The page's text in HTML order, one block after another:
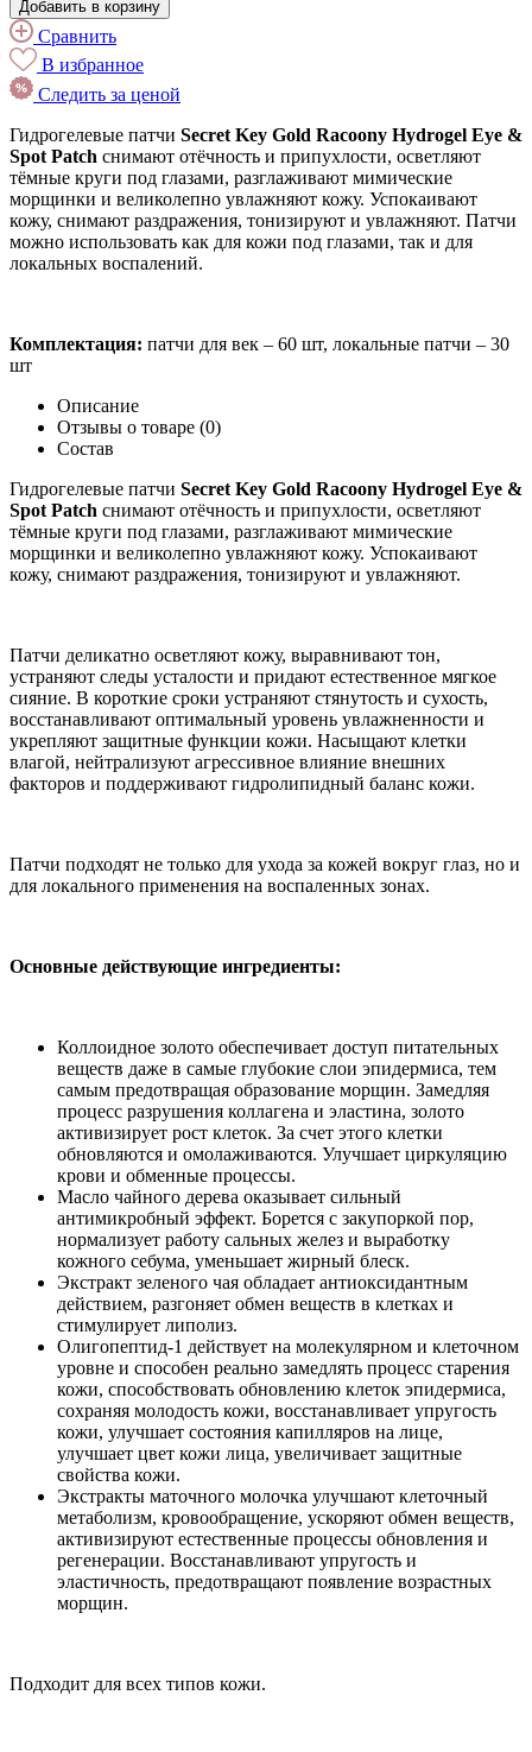
Добавить в корзину
Сравнить
В избранное
Следить за ценой
Гидрогелевые патчи Secret Key Gold Racoony Hydrogel Eye &
Spot Patch снимают отёчность и припухлости, осветляют
тёмные круги под глазами, разглаживают мимические
морщинки и великолепно увлажняют кожу. Успокаивают
кожу, снимают раздражения, тонизируют и увлажняют. Патчи
можно использовать как для кожи под глазами, так и для
локальных воспалений.
Комплектация: патчи для век – 60 шт, локальные патчи – 30
шт
Описание
Отзывы о товаре (0)
Состав
Гидрогелевые патчи Secret Key Gold Racoony Hydrogel Eye &
Spot Patch снимают отёчность и припухлости, осветляют
тёмные круги под глазами, разглаживают мимические
морщинки и великолепно увлажняют кожу. Успокаивают
кожу, снимают раздражения, тонизируют и увлажняют.
Патчи деликатно осветляют кожу, выравнивают тон,
устраняют следы усталости и придают естественное мягкое
сияние. В короткие сроки устраняют стянутость и сухость,
восстанавливают оптимальный уровень увлажненности и
укрепляют защитные функции кожи. Насыщают клетки
влагой, нейтрализуют агрессивное влияние внешних
факторов и поддерживают гидролипидный баланс кожи.
Патчи подходят не только для ухода за кожей вокруг глаз, но и
для локального применения на воспаленных зонах.
Основные действующие ингредиенты:
Коллоидное золото обеспечивает доступ питательных
веществ даже в самые глубокие слои эпидермиса, тем
самым предотвращая образование морщин. Замедляя
процесс разрушения коллагена и эластина, золото
активизирует рост клеток. За счет этого клетки
обновляются и омолаживаются. Улучшает циркуляцию
крови и обменные процессы.
Масло чайного дерева оказывает сильный
антимикробный эффект. Борется с закупоркой пор,
нормализует работу сальных желез и выработку
кожного себума, уменьшает жирный блеск.
Экстракт зеленого чая обладает антиоксидантным
действием, разгоняет обмен веществ в клетках и
стимулирует липолиз.
Олигопептид-1 действует на молекулярном и клеточном
уровне и способен реально замедлять процесс старения
кожи, способствовать обновлению клеток эпидермиса,
сохраняя молодость кожи, восстанавливает упругость
кожи, улучшает состояния капилляров на лице,
улучшает цвет кожи лица, увеличивает защитные
свойства кожи.
Экстракты маточного молочка улучшают клеточный
метаболизм, кровообращение, ускоряют обмен веществ,
активизируют естественные процессы обновления и
регенерации. Восстанавливают упругость и
эластичность, предотвращают появление возрастных
морщин.
Подходит для всех типов кожи.